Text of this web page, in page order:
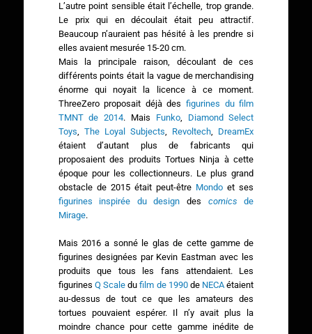
L’autre point sensible était l’échelle, trop grande.
Le prix qui en découlait était peu attractif.
Beaucoup n’auraient pas hésité à les prendre si
elles avaient mesurée 15-20 cm.
Mais la principale raison, découlant de ces
différents points était la vague de merchandising
énorme qui noyait la licence à ce moment.
ThreeZero proposait déjà desfigurines du film
TMNT de 2014. Mais Funko, Diamond Select
Toys, The Loyal Subjects, Revoltech, DreamEx
étaient d’autant plus de fabricants qui
proposaient des produits Tortues Ninja à cette
époque pour les collectionneurs. Le plus grand
obstacle de 2015 était peut-être Mondo et ses
figurines inspirée du design des comics de
Mirage.
Mais 2016 a sonné le glas de cette gamme de
figurines designées par Kevin Eastman avec les
produits que tous les fans attendaient. Les
figurines Q Scale dufilm de 1990de NECA étaient
au-dessus de tout ce que les amateurs des
tortues pouvaient espérer. Il n’y avait plus la
moindre chance pour cette gamme inédite de